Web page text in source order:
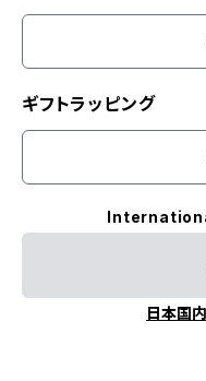
ギフトラッピング
日本国